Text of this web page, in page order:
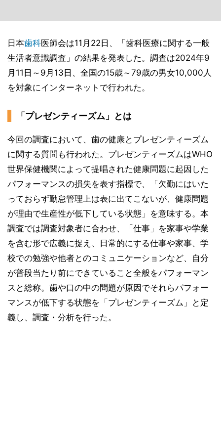
日本歯科医師会は11月22日、「歯科医療に関する一般
生活者意識調査」の結果を発表した。調査は2024年9
月11日～9月13日、全国の15歳～79歳の男女10,000人
を対象にインターネットで行われた。
「プレゼンティーズム」とは
今回の調査において、歯の健康とプレゼンティーズム
に関する質問も行われた。プレゼンティーズムはWHO
世界保健機関によって提唱された健康問題に起因した
パフォーマンスの損失を表す指標で、「欠勤にはいた
っておらず勤怠管理上は表に出てこないが、健康問題
が理由で生産性が低下している状態」を意味する。本
調査では調査対象者に合わせ、「仕事」を家事や学業
を含む形で広義に捉え、日常的にする仕事や家事、学
校での勉強や他者とのコミュニケーションなど、自分
が普段当たり前にできていること全般をパフォーマン
スと総称。歯や口の中の問題が原因でそれらパフォー
マンスが低下する状態を「プレゼンティーズム」と定
義し、調査・分析を行った。